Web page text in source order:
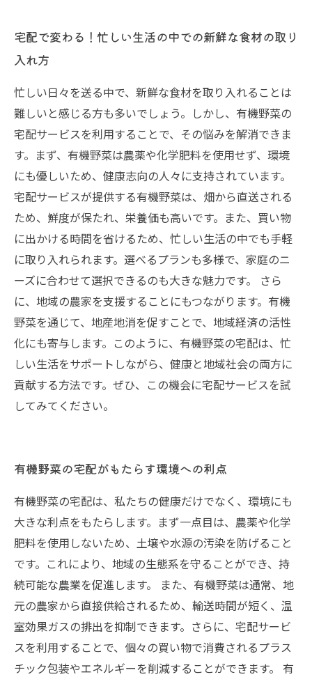
宅配で変わる！忙しい生活の中での新鮮な食材の取り
入れ方
忙しい日々を送る中で、新鮮な食材を取り入れることは
難しいと感じる方も多いでしょう。しかし、有機野菜の
宅配サービスを利用することで、その悩みを解消できま
す。まず、有機野菜は農薬や化学肥料を使用せず、環境
にも優しいため、健康志向の人々に支持されています。
宅配サービスが提供する有機野菜は、畑から直送される
ため、鮮度が保たれ、栄養価も高いです。また、買い物
に出かける時間を省けるため、忙しい生活の中でも手軽
に取り入れられます。選べるプランも多様で、家庭のニ
ーズに合わせて選択できるのも大きな魅力です。 さら
に、地域の農家を支援することにもつながります。有機
野菜を通じて、地産地消を促すことで、地域経済の活性
化にも寄与します。このように、有機野菜の宅配は、忙
しい生活をサポートしながら、健康と地域社会の両方に
貢献する方法です。ぜひ、この機会に宅配サービスを試
してみてください。
有機野菜の宅配がもたらす環境への利点
有機野菜の宅配は、私たちの健康だけでなく、環境にも
大きな利点をもたらします。まず一点目は、農薬や化学
肥料を使用しないため、土壌や水源の汚染を防げること
です。これにより、地域の生態系を守ることができ、持
続可能な農業を促進します。 また、有機野菜は通常、地
元の農家から直接供給されるため、輸送時間が短く、温
室効果ガスの排出を抑制できます。さらに、宅配サービ
スを利用することで、個々の買い物で消費されるプラス
チック包装やエネルギーを削減することができます。 有